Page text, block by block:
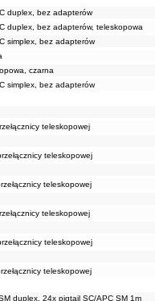
duplex, bez adapterów
duplex, bez adapterów, teleskopowa
simplex, bez adapterów
czarna
simplex, bez adapterów
teleskopowej
teleskopowej
teleskopowej
teleskopowej
teleskopowej
teleskopowej
duplex, 24x pigtail SC/APC SM 1m